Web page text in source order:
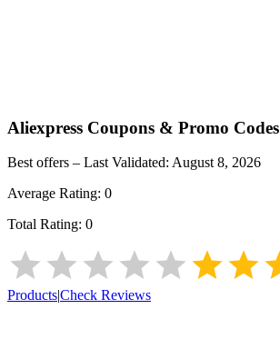
Aliexpress Coupons & Promo Codes
Best offers – Last Validated: August 8, 2026
Average Rating: 0
Total Rating: 0
Products|Check Reviews